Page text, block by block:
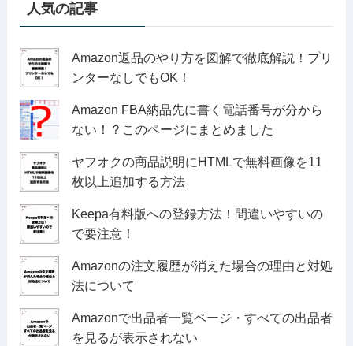
人気の記事
Amazon返品のやり方を図解で徹底解説！プリ
ンターなしでもOK！
Amazon FBA納品先に書く電話番号が分から
ない！？このページにまとめました
ヤフオクの商品説明にHTMLで無料画像を11
枚以上追加する方法
Keepa有料版への登録方法！間違いやすいの
で要注意！
Amazonの注文履歴が消えた場合の理由と対処
法について
Amazonで出品者一覧ページ・すべての出品者
を見るが表示されない